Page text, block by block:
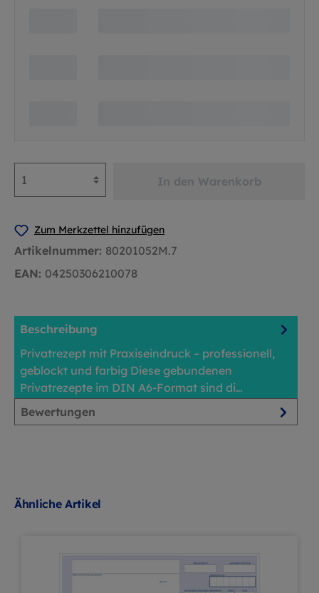
In den Warenkorb
Zum Merkzettel hinzufügen
Artikelnummer: 80201052M.7
EAN: 04250306210078
Beschreibung
Privatrezept mit Praxiseindruck – professionell,
geblockt und farbig Diese gebundenen
Privatrezepte im DIN A6-Format sind di…
Bewertungen
Ähnliche Artikel